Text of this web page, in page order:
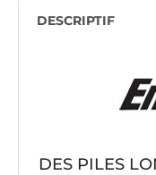
DESCRIPTIF
DES PILES